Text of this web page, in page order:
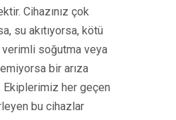
Cihazınız çok
su akıtıyorsa, kötü
verimli soğutma veya
bir arıza
her geçen
bu cihazlar